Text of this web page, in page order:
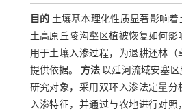
目的 土壤基本理化性质显著影响
土高原丘陵沟壑区植被恢复如何影
用于土壤入渗过程，为退耕还林（
提供依据。 方法 以延河流域安塞
研究对象，采用双环入渗法定量分
入渗特征，并通过与农地进行对照